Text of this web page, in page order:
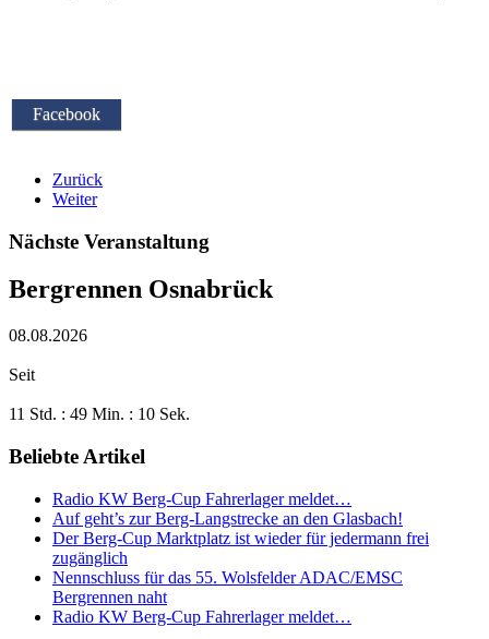
Facebook
Zurück
Weiter
Nächste Veranstaltung
Bergrennen Osnabrück
08.08.2026
Seit
11 Std. : 49 Min. : 11 Sek.
Beliebte Artikel
Radio KW Berg-Cup Fahrerlager meldet…
Auf geht’s zur Berg-Langstrecke an den Glasbach!
Der Berg-Cup Marktplatz ist wieder für jedermann frei
zugänglich
Nennschluss für das 55. Wolsfelder ADAC/EMSC
Bergrennen naht
Radio KW Berg-Cup Fahrerlager meldet…